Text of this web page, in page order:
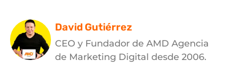
David Gutiérrez
CEO y Fundador de AMD Agencia
de Marketing Digital desde 2006.